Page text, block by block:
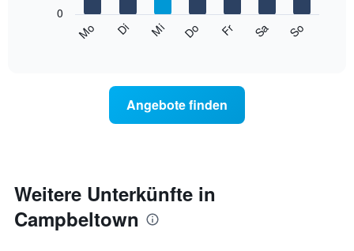
durchschnittlichen
jeweiligen
Wochentag.
Das
Diagramm
Mo Di Mi Do Fr Sa So
0
Angebote finden
Weitere Unterkünfte in
Campbeltown